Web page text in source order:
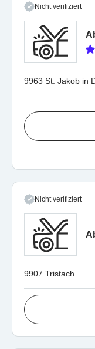
Nicht verifiziert
9963 St. Jakob in
Nicht verifiziert
9907 Tristach